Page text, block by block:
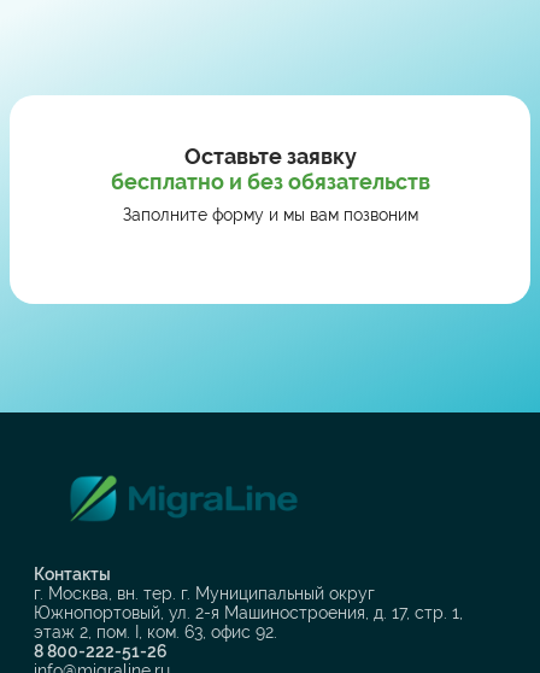
Оставьте заявку
бесплатно и без обязательств
Заполните форму и мы вам позвоним
Контакты
г. Москва, вн. тер. г. Муниципальный округ
Южнопортовый, ул. 2-я Машиностроения, д. 17, стр. 1,
этаж 2, пом. I, ком. 63, офис 92.
8 800-222-51-26